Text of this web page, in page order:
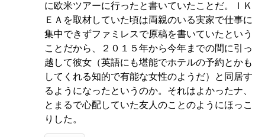
に欧米ツアーに行ったと書いていたことだ。ＩＫ
ＥＡを取材していた頃は両親のいる実家で仕事に
集中できずファミレスで原稿を書いていたという
ことだから、２０１５年から今年までの間に引っ
越して彼女（英語にも堪能でホテルの予約とかも
してくれる知的で有能な女性のようだ）と同居す
るようになったというのか。それはよかったナ、
とまるで心配していた友人のことのようにほっこ
りした。